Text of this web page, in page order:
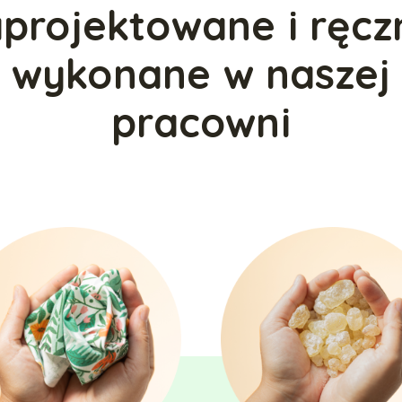
i
wykonane w naszej
pracowni